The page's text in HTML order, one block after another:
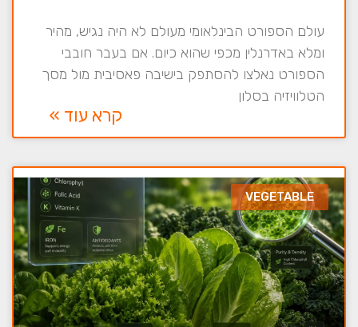
עולם הספורט הבינלאומי מעולם לא היה נגיש, מהיר
ומלא באדרנלין מכפי שהוא כיום. אם בעבר חובבי
הספורט נאלצו להסתפק בישיבה פאסיבית מול מסך
הטלוויזיה בסלון
קרא עוד »
VEGETABLE